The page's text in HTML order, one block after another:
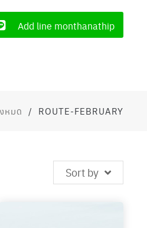
Add line monthanathip
หมด / ROUTE-FEBRUARY
Sort by